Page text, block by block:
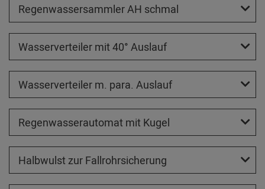
Regenwassersammler AH schmal
Wasserverteiler mit 40° Auslauf
Wasserverteiler m. para. Auslauf
Regenwasserautomat mit Kugel
Halbwulst zur Fallrohrsicherung